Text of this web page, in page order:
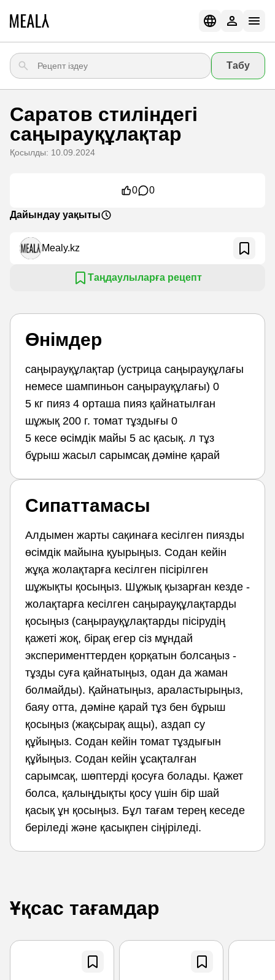
Табу
Саратов стиліндегі
саңырауқұлақтар
Қосылды: 10.09.2024
0 0
Дайындау уақыты
Mealy.kz
Таңдаулыларға рецепт
Өнімдер
саңырауқұлақтар (устрица саңырауқұлағы
немесе шампиньон саңырауқұлағы) 0
5 кг пияз 4 орташа пияз қайнатылған
шұжық 200 г. томат тұздығы 0
5 кесе өсімдік майы 5 ас қасық. л тұз
бұрыш жасыл сарымсақ дәміне қарай
Сипаттамасы
Алдымен жарты сақинаға кесілген пиязды
өсімдік майына қуырыңыз. Содан кейін
жұқа жолақтарға кесілген пісірілген
шұжықты қосыңыз. Шұжық қызарған кезде -
жолақтарға кесілген саңырауқұлақтарды
қосыңыз (саңырауқұлақтарды пісірудің
қажеті жоқ, бірақ егер сіз мұндай
эксперименттерден қорқатын болсаңыз -
тұзды суға қайнатыңыз, одан да жаман
болмайды). Қайнатыңыз, араластырыңыз,
баяу отта, дәміне қарай тұз бен бұрыш
қосыңыз (жақсырақ ащы), аздап су
құйыңыз. Содан кейін томат тұздығын
құйыңыз. Содан кейін ұсақталған
сарымсақ, шөптерді қосуға болады. Қажет
болса, қалыңдықты қосу үшін бір шай
қасық ұн қосыңыз. Бұл тағам терең кеседе
беріледі және қасықпен сіңіріледі.
Ұқсас тағамдар